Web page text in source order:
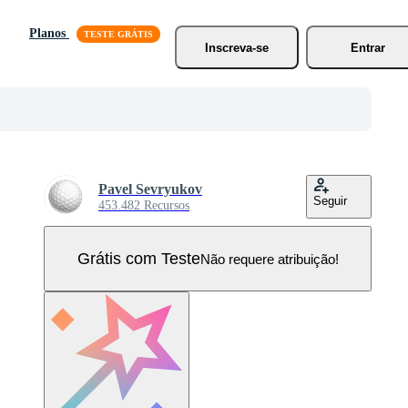
Planos
Inscreva-se
Entrar
Pavel Sevryukov
453.482 Recursos Seguir
Grátis com TesteNão requere atribuição!